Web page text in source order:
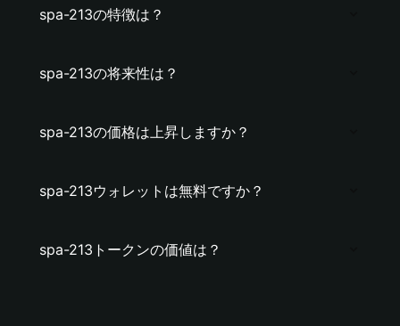
spa-213の特徴は？
spa-213の将来性は？
spa-213の価格は上昇しますか？
spa-213ウォレットは無料ですか？
spa-213トークンの価値は？